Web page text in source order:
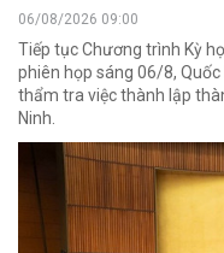
06/08/2026 09:00
Tiếp tục Chương trình Kỳ
phiên họp sáng 06/8,
thẩm tra việc thành lập
Ninh.